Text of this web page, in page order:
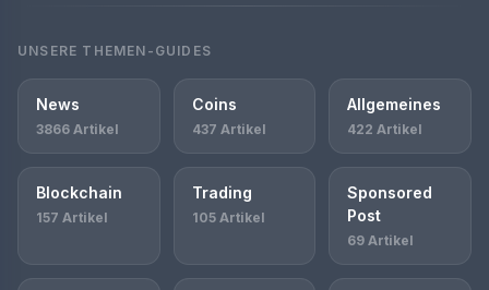
UNSERE THEMEN-GUIDES
News
3866 Artikel
Coins
437 Artikel
Allgemeines
422 Artikel
Blockchain
157 Artikel
Trading
105 Artikel
Sponsored
Post
69 Artikel